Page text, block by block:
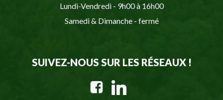
Lundi-Vendredi - 9h00 à 16h00
Samedi & Dimanche - fermé
SUIVEZ-NOUS SUR LES RÉSEAUX !